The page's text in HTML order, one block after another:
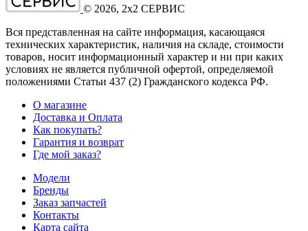
© 2026, 2x2 СЕРВИС
Вся представленная на сайте информация, касающаяся
технических характеристик, наличия на складе, стоимости
товаров, носит информационный характер и ни при каких
условиях не является публичной офертой, определяемой
положениями Статьи 437 (2) Гражданского кодекса РФ.
О магазине
Доставка и Оплата
Как покупать?
Гарантия и возврат
Где мой заказ?
Модели
Бренды
Заказ запчастей
Контакты
Карта сайта